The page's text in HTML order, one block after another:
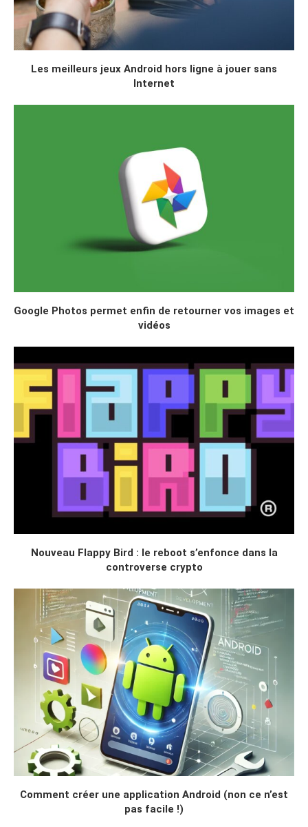
Les meilleurs jeux Android hors ligne à jouer sans
Internet
Google Photos permet enfin de retourner vos images et
vidéos
Nouveau Flappy Bird : le reboot s’enfonce dans la
controverse crypto
Comment créer une application Android (non ce n’est
pas facile !)